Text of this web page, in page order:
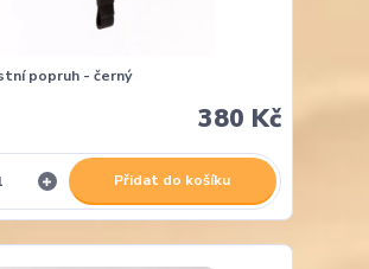
popruh - černý
380 Kč
Přidat do košíku